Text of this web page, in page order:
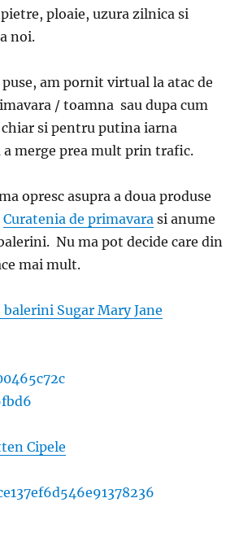
ploaie, uzura zilnica si
noi.
am pornit virtual la atac de
/ toamna sau dupa cum
chiar si pentru putina iarna
merge prea mult prin trafic.
opresc asupra a doua produse
Curatenia de primavara si anume
Nu ma pot decide care din
mai mult.
balerini Sugar Mary Jane
Cipele